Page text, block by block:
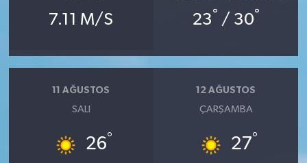
7.11 M/S 23° / 30°
11 AĞUSTOS
SALI
26°
12 AĞUSTOS
ÇARŞAMBA
27°